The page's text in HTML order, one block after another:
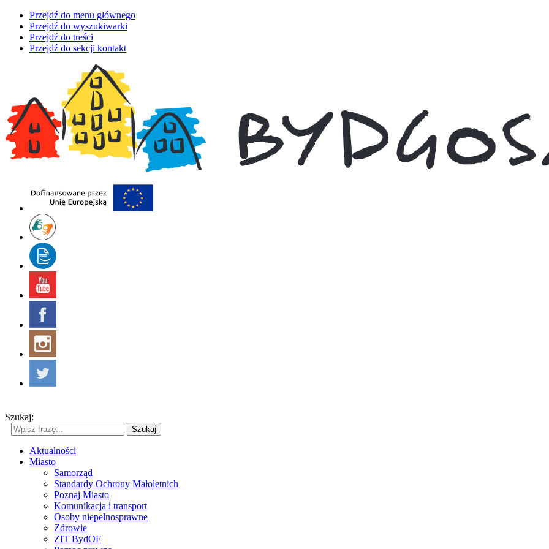
Przejdź do menu głównego
Przejdź do wyszukiwarki
Przejdź do treści
Przejdź do sekcji kontakt
Szukaj:
Szukaj
Aktualności
Miasto
Samorząd
Standardy Ochrony Małoletnich
Poznaj Miasto
Komunikacja i transport
Osoby niepełnosprawne
Zdrowie
ZIT BydOF